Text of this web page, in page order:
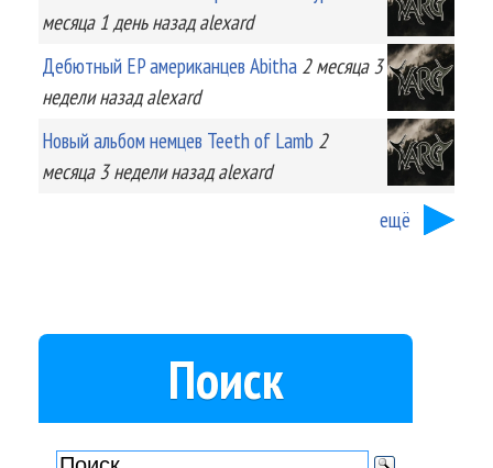
месяца 1 деньназад alexard
Дебютный EP американцев Abitha 2 месяца 3
неделиназад alexard
Новый альбом немцев Teeth of Lamb 2
месяца 3 неделиназад alexard
ещё
Поиск